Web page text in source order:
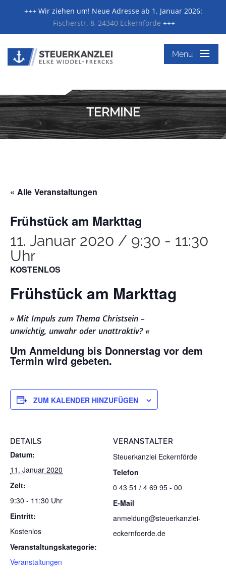
+++ Wir ziehen um! Neue Adresse ab 1. Januar 2026:
Fischerstr. 8, 24340 Eckernförde +++
Menu ≡
TERMINE
« Alle Veranstaltungen
Frühstück am Markttag
11. Januar 2020 / 9:30 - 11:30
Uhr
KOSTENLOS
Frühstück am Markttag
» Mit Impuls zum Thema Christsein –
unwichtig, unwahr oder unattraktiv? «
Um Anmeldung bis Donnerstag vor dem
Termin wird gebeten.
ZUM KALENDER HINZUFÜGEN
DETAILS
Datum:
11. Januar 2020
Zeit:
9:30 - 11:30 Uhr
Eintritt:
Kostenlos
Veranstaltungskategorie:
Veranstaltungen
VERANSTALTER
Steuerkanzlei Eckernförde
Telefon
0 43 51 / 4 69 95 - 00
E-Mail
anmeldung@steuerkanzlei-
eckernfoerde.de